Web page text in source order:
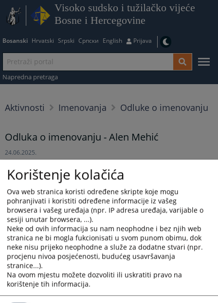
Visoko sudsko i tužilačko vijeće
Bosne i Hercegovine
Bosanski Hrvatski Srpski Српски English Prijava
Napredna pretraga
Aktivnosti Imenovanja Odluke o imenovanju
Odluka o imenovanju - Alen Mehić
24.06.2025.
Odluka o imenovanju - Alen Mehić
Prikazana vijest je na: Bosanski jezik
359PREGLEDA
Korištenje kolačića
Ova web stranica koristi određene skripte koje mogu
pohranjivati i koristiti određene informacije iz vašeg
browsera i vašeg uređaja (npr. IP adresa uređaja, varijable o
sesiji unutar browsera, ...).
Neke od ovih informacija su nam neophodne i bez njih web
stranica ne bi mogla fukcionisati u svom punom obimu, dok
neke nisu prijeko neophodne a služe za dodatne stvari (npr.
procjenu nivoa posjećenosti, budućeg usavršavanja
stranice...).
Na ovom mjestu možete dozvoliti ili uskratiti pravo na
korištenje tih informacija.